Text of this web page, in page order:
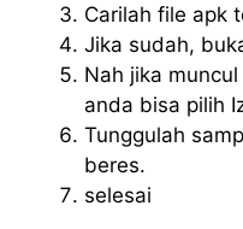
Carilah file apk
Jika sudah,
Nah jika
anda bisa pilih
Tunggulah
beres.
selesai